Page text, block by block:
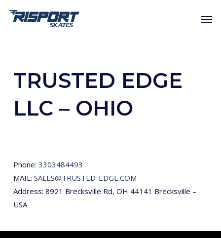
TRUSTED EDGE
LLC – OHIO
Phone: 3303484493
MAIL: SALES@TRUSTED-EDGE.COM
Address: 8921 Brecksville Rd, OH 44141 Brecksville –
USA